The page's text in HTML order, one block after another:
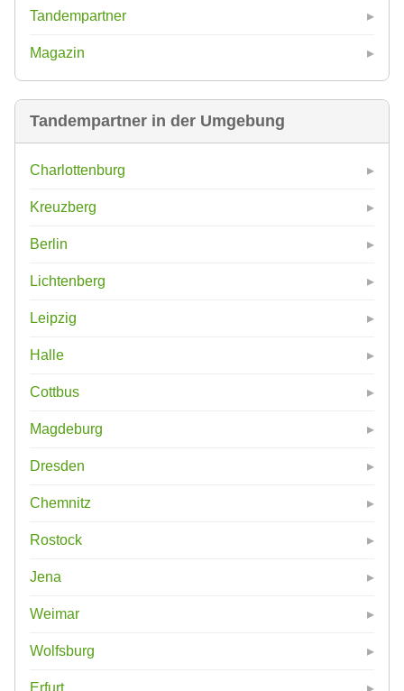
Tandempartner
Magazin
Tandempartner in der Umgebung
Charlottenburg
Kreuzberg
Berlin
Lichtenberg
Leipzig
Halle
Cottbus
Magdeburg
Dresden
Chemnitz
Rostock
Jena
Weimar
Wolfsburg
Erfurt